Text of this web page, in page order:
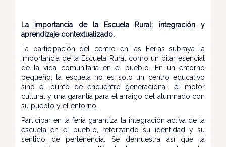
La importancia de la Escuela Rural: integración y
aprendizaje contextualizado.
La participación del centro en las Ferias subraya la
importancia de la Escuela Rural como un pilar esencial
de la vida comunitaria en el pueblo. En un entorno
pequeño, la escuela no es solo un centro educativo
sino el punto de encuentro generacional, el motor
cultural y una garantía para el arraigo del alumnado con
su pueblo y el entorno.
Participar en la feria garantiza la integración activa de la
escuela en el pueblo, reforzando su identidad y su
sentido de pertenencia. Se demuestra así que la